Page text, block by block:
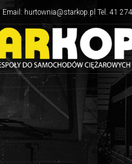
Email: hurtownia@starkop.pl Tel. 41